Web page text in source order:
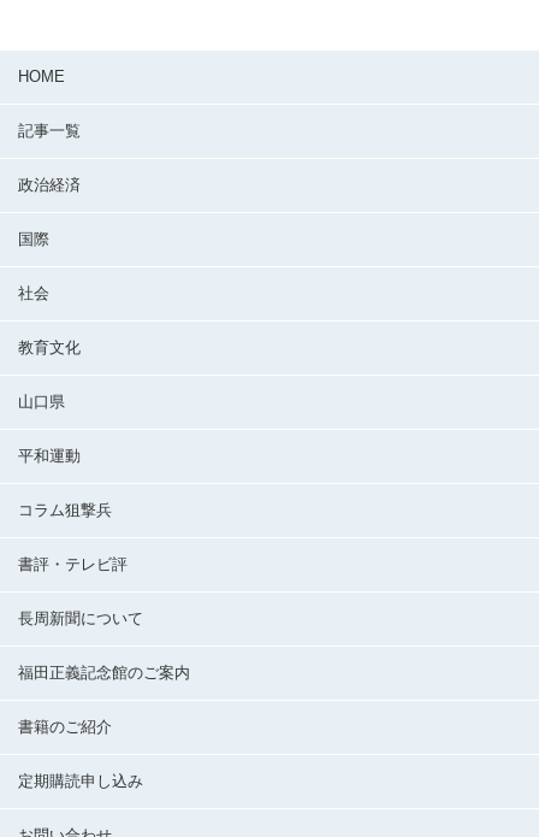
HOME
記事一覧
政治経済
国際
社会
教育文化
山口県
平和運動
コラム狙撃兵
書評・テレビ評
長周新聞について
福田正義記念館のご案内
書籍のご紹介
定期購読申し込み